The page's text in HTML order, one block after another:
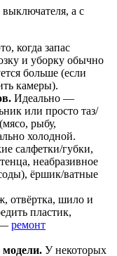
выключателя, а с
когда запас
и уборку обычно
больше (если
камеры).
Идеально —
или просто таз/
рыбу,
холодной.
салфетки/губки,
неабразивное
ёршик/ватные
отвёртка, шило и
пластик,
— ремонт
У некоторых